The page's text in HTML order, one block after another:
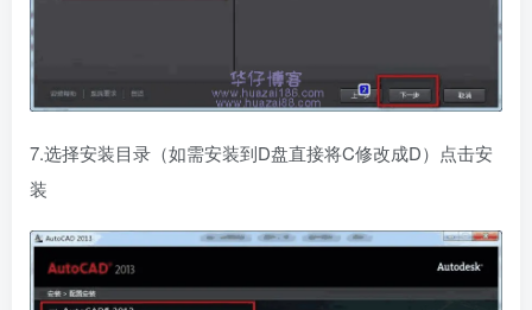
7.选择安装目录（如需安装到D盘直接将C修改成D）点击安
装